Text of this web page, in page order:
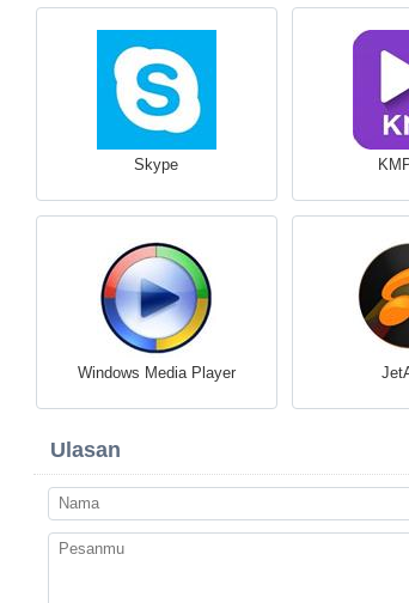
Skype
Windows Media Player
Ulasan